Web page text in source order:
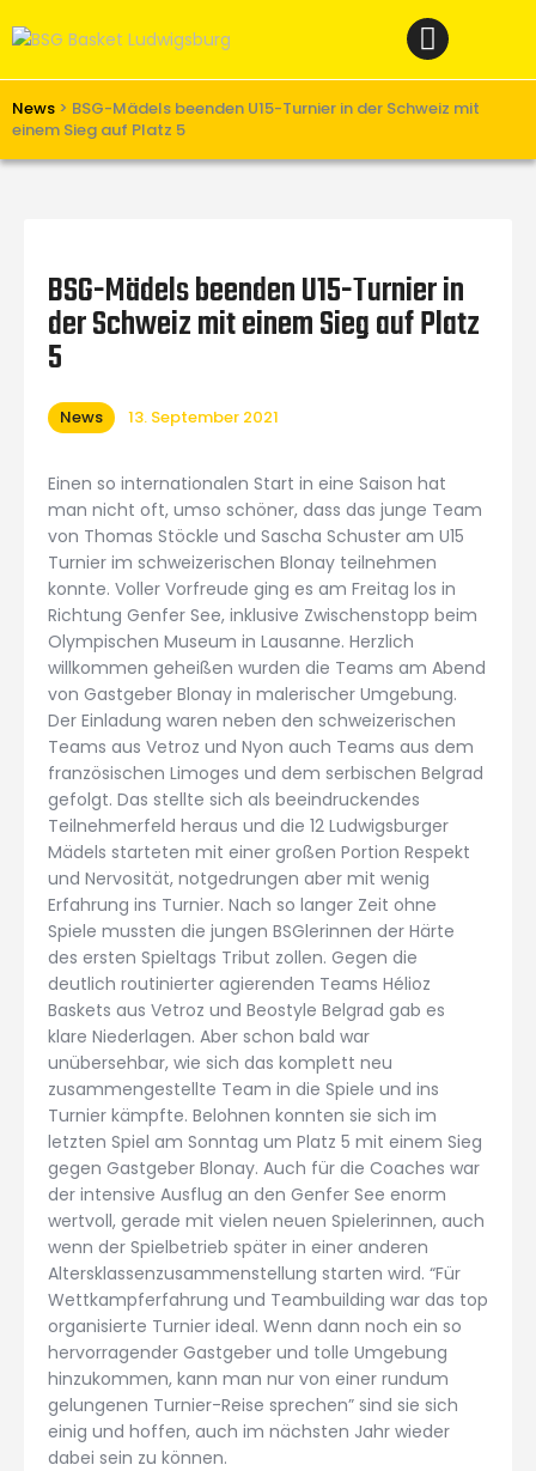
News > BSG-Mädels beenden U15-Turnier in der Schweiz mit
einem Sieg auf Platz 5
Verein
Teams W
Unterstützen
Links
BSG-Mädels beenden U15-Turnier in
der Schweiz mit einem Sieg auf Platz
5
News 13. September 2021
Einen so internationalen Start in eine Saison hat
man nicht oft, umso schöner, dass das junge Team
von Thomas Stöckle und Sascha Schuster am U15
Turnier im schweizerischen Blonay teilnehmen
konnte. Voller Vorfreude ging es am Freitag los in
Richtung Genfer See, inklusive Zwischenstopp beim
Olympischen Museum in Lausanne. Herzlich
willkommen geheißen wurden die Teams am Abend
von Gastgeber Blonay in malerischer Umgebung.
Der Einladung waren neben den schweizerischen
Teams aus Vetroz und Nyon auch Teams aus dem
französischen Limoges und dem serbischen Belgrad
gefolgt. Das stellte sich als beeindruckendes
Teilnehmerfeld heraus und die 12 Ludwigsburger
Mädels starteten mit einer großen Portion Respekt
und Nervosität, notgedrungen aber mit wenig
Erfahrung ins Turnier. Nach so langer Zeit ohne
Spiele mussten die jungen BSGlerinnen der Härte
des ersten Spieltags Tribut zollen. Gegen die
deutlich routinierter agierenden Teams Hélioz
Baskets aus Vetroz und Beostyle Belgrad gab es
klare Niederlagen. Aber schon bald war
unübersehbar, wie sich das komplett neu
zusammengestellte Team in die Spiele und ins
Turnier kämpfte. Belohnen konnten sie sich im
letzten Spiel am Sonntag um Platz 5 mit einem Sieg
gegen Gastgeber Blonay. Auch für die Coaches war
der intensive Ausflug an den Genfer See enorm
wertvoll, gerade mit vielen neuen Spielerinnen, auch
wenn der Spielbetrieb später in einer anderen
Altersklassenzusammenstellung starten wird. “Für
Wettkampferfahrung und Teambuilding war das top
organisierte Turnier ideal. Wenn dann noch ein so
hervorragender Gastgeber und tolle Umgebung
hinzukommen, kann man nur von einer rundum
gelungenen Turnier-Reise sprechen” sind sie sich
einig und hoffen, auch im nächsten Jahr wieder
dabei sein zu können.